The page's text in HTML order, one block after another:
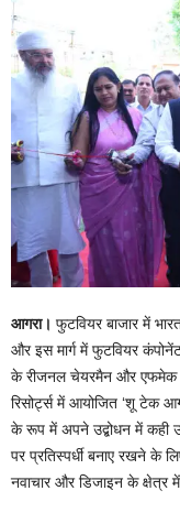
आगरा। फुटवियर बाजार में
और इस मार्ग में फुटवियर
के रीजनल चेयरमैन और एफमेक
रिसोर्ट्स में आयोजित ‘शू टेक
के रूप में अपने उद्बोधन में कही
पर प्रतिस्पर्धी बनाए रखने के
नवाचार और डिजाइन के क्षेत्र